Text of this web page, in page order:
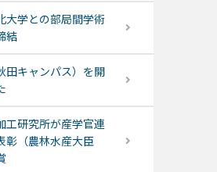
大学との部局間学術
結
田キャンパス）を開
工研究所が産学官連
彰（農林水産大臣